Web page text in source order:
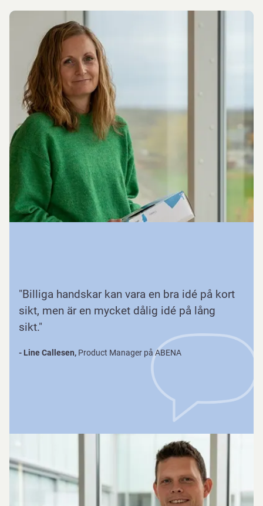
"Billiga handskar kan vara en bra idé på kort
sikt, men är en mycket dålig idé på lång
sikt."
- Line Callesen, Product Manager på ABENA